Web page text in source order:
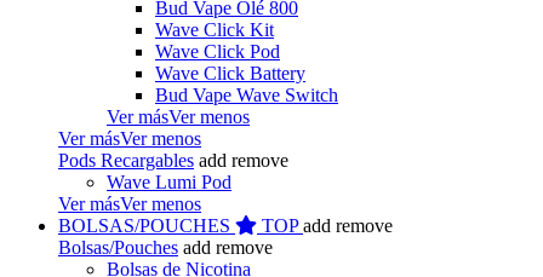
Bud Vape Olé 800
Wave Click Kit
Wave Click Pod
Wave Click Battery
Bud Vape Wave Switch
Ver másVer menos
Ver másVer menos
Pods Recargables add remove
Wave Lumi Pod
Ver másVer menos
BOLSAS/POUCHES
TOPadd remove
Bolsas/Pouches add remove
Bolsas de Nicotina